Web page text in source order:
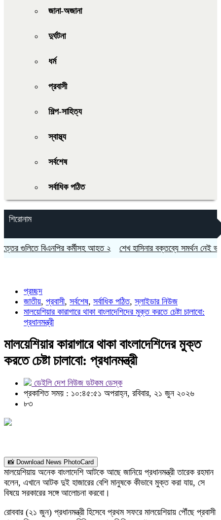
জানা-অজানা
দুর্ঘটনা
ধর্ম
প্রবাসী
শিল্প-সাহিত্য
স্বাস্থ্য
সর্বশেষ
সর্বাধিক পঠিত
শিরোনাম
গুলিতে বিএনপির কর্মীসহ আহত ২ শেখ হাসিনার বক্তব্যে সমর্থন নেই
প্রচ্ছদ
জাতীয়, প্রবাসী, সর্বশেষ, সর্বাধিক পঠিত,স্লাইডার নিউজ
মালয়েশিয়ার কারাগারে থাকা বাংলাদেশিদের মুক্ত করতে চেষ্টা চালাবো:
প্রধানমন্ত্রী
মালয়েশিয়ার কারাগারে থাকা বাংলাদেশিদের মুক্ত
করতে চেষ্টা চালাবো: প্রধানমন্ত্রী
ডেইলি দেশ নিউজ ডটকম ডেস্ক
প্রকাশিত সময় : ১০:৪৫:৫১ অপরাহ্ন, রবিবার, ২১ জুন ২০২৬
৮৩
📸 Download News PhotoCard
মালয়েশিয়ায় অনেক বাংলাদেশি আটকে আছে জানিয়ে প্রধানমন্ত্রী তারেক রহমান
বলেন, এখানে আটক দুই হাজারের বেশি মানুষকে কীভাবে মুক্ত করা যায়, সে
বিষয়ে সরকারের সঙ্গে আলোচনা করবো।
রোববার (২১ জুন) প্রধানমন্ত্রী হিসেবে প্রথম সফরে মালয়েশিয়ায় পৌঁছে প্রবাসী